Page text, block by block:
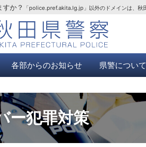
すか？ 「police.pref.akita.lg.jp」以外のドメインは、秋
各部からのお知らせ 県警について
ー犯罪対策